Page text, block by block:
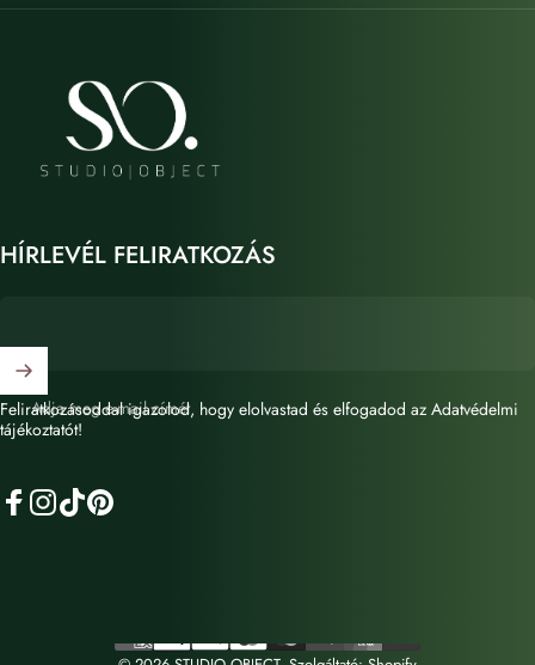
STUDIO OBJECT
HÍRLEVÉL FELIRATKOZÁS
Adja meg e-mail címét
Feliratkozásoddal igazolod, hogy elolvastad és elfogadod az Adatvédelmi
tájékoztatót!